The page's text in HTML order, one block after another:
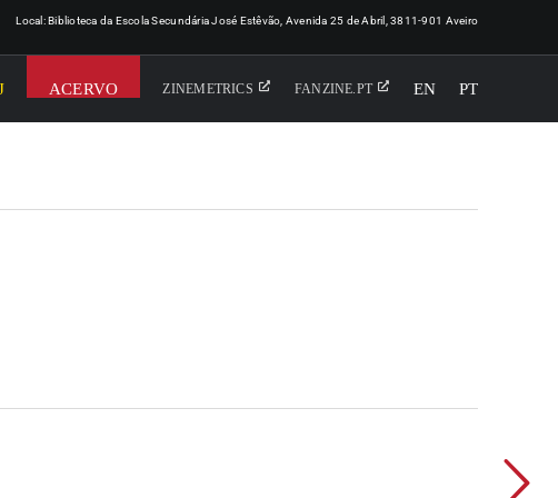
Local: Biblioteca da Escola Secundária José Estêvão, Avenida 25 de Abril, 3811-901 Aveiro
ACERVO ZINEMETRICS FANZINE.PT EN PT